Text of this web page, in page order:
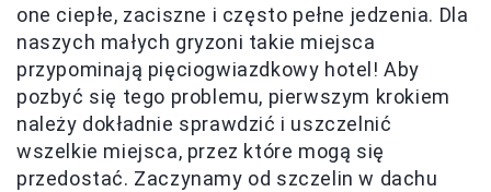
one ciepłe, zaciszne i często pełne jedzenia. Dla
naszych małych gryzoni takie miejsca
przypominają pięciogwiazdkowy hotel! Aby
pozbyć się tego problemu, pierwszym krokiem
należy dokładnie sprawdzić i uszczelnić
wszelkie miejsca, przez które mogą się
przedostać. Zaczynamy od szczelin w dachu